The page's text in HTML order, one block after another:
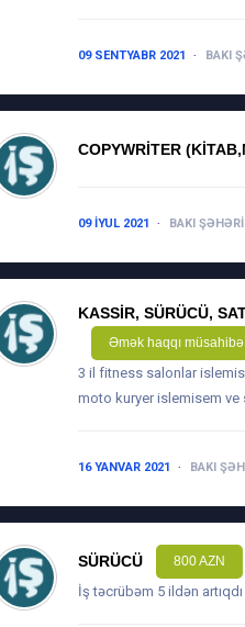
09 SENTYABR 2021 BAKI
COPYWRITER
09 IYUL 2021 BAKI ŞƏHƏRI
KASSIR, SÜRÜCÜ,
Əmək haqqı
3 il fitness salonlar
moto kuryer islemisem ve
16 YANVAR 2021 BAKI
SÜRÜCÜ 800 AZN
İş təcrübəm 5 ildən